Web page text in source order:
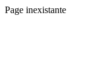
Page inexistante